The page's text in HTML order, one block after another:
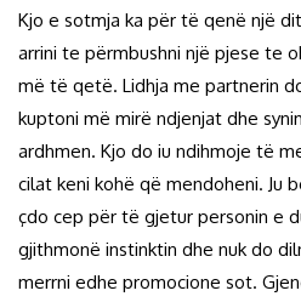
Kjo e sotmja ka për të qenë një
arrini te përmbushni një pjese te
më të qetë. Lidhja me partnerin
kuptoni më mirë ndjenjat dhe
ardhmen. Kjo do iu ndihmoje të
cilat keni kohë që mendoheni. Ju
çdo cep për të gjetur personin e
gjithmonë instinktin dhe nuk do
merrni edhe promocione sot.